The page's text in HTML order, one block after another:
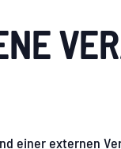
einer externen